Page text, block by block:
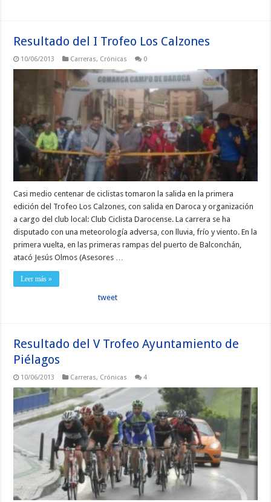
Resultado del I Trofeo Los Calzones
10/06/2013 Carreras, Crónicas 0
Casi medio centenar de ciclistas tomaron la salida en la primera
edición del Trofeo Los Calzones, con salida en Daroca y organización
a cargo del club local: Club Ciclista Darocense. La carrera se ha
disputado con una meteorología adversa, con lluvia, frío y viento. En la
primera vuelta, en las primeras rampas del puerto de Balconchán,
atacó Jesús Olmos (Asesores …
Leer más »
tweet
Resultado del V Trofeo Ayuntamiento de
Piélagos
10/06/2013 Carreras, Crónicas 4